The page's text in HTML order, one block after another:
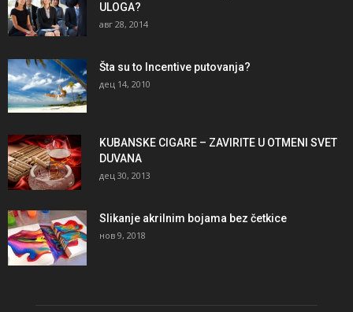
ULOGA?
авг 28, 2014
Šta su to Incentive putovanja?
дец 14, 2010
KUBANSKE CIGARE – ZAVIRITE U OTMENI SVET
DUVANA
дец 30, 2013
Slikanje akrilnim bojama bez četkice
нов 9, 2018